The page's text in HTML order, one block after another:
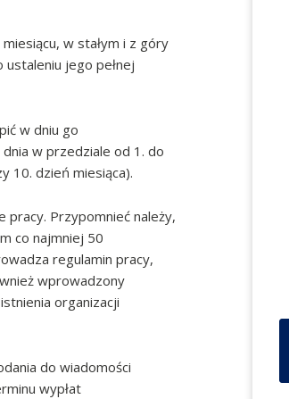
w stałym i z góry
ustaleniu jego pełnej
w dniu go
w przedziale od 1. do
10. dzień miesiąca).
pracy. Przypomnieć należy,
co najmniej 50
regulamin pracy,
wprowadzony
organizacji
do wiadomości
wypłat